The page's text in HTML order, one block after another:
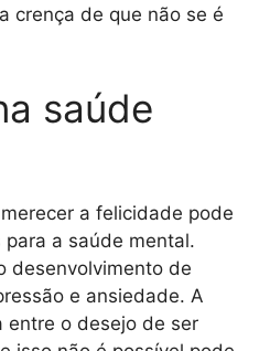
crença de que não se é
saúde
a felicidade pode
a saúde mental.
desenvolvimento de
e ansiedade. A
entre o desejo de ser